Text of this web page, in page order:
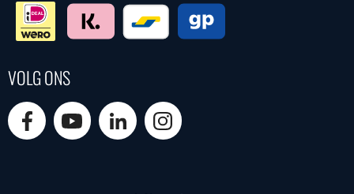
VOLG ONS